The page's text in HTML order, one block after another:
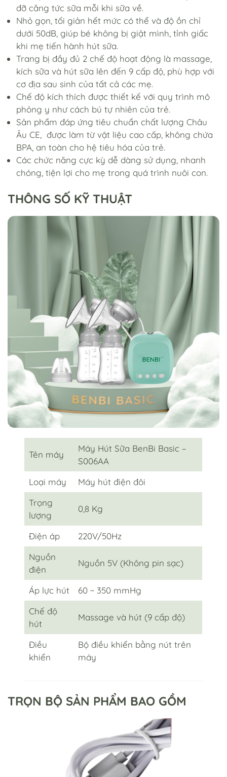
đỡ căng tức sữa mỗi khi sữa về.
Nhỏ gọn, tối giản hết mức có thể và độ ồn chỉ
dưới 50dB, giúp bé không bị giật mình, tỉnh giấc
khi mẹ tiến hành hút sữa.
Trang bị đầy đủ 2 chế độ hoạt động là massage,
kích sữa và hút sữa lên đến 9 cấp độ, phù hợp với
cơ địa sau sinh của tất cả các mẹ.
Chế độ kích thích được thiết kế với quy trình mô
phỏng y như cách bú tự nhiên của trẻ.
Sản phẩm đáp ứng tiêu chuẩn chất lượng Châu
Âu CE, được làm từ vật liệu cao cấp, không chứa
BPA, an toàn cho hệ tiêu hóa của trẻ.
Các chức năng cực kỳ dễ dàng sử dụng, nhanh
chóng, tiện lợi cho mẹ trong quá trình nuôi con.
THÔNG SỐ KỸ THUẬT
Tên máy
Máy Hút Sữa BenBi Basic –
S006AA
Loại máy
Máy hút điện đôi
Trọng
lượng
0,8 Kg
Điện áp
220V/50Hz
Nguồn
điện
Nguồn 5V (Không pin sạc)
Áp lực hút
60 ~ 350 mmHg
Chế độ
hút
Massage và hút (9 cấp độ)
Điều
khiển
Bộ điều khiển bằng nút trên
máy
TRỌN BỘ SẢN PHẨM BAO GỒM